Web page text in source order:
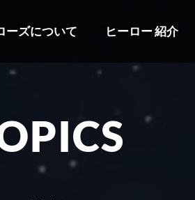
ーズについて ヒーロー 紹介